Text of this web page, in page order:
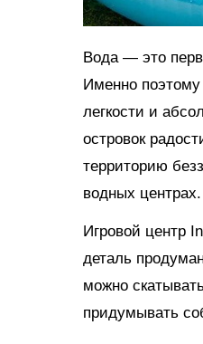
Вода — это
Именно поэтому
легкости и
островок
территорию
водных центрах.
Игровой центр
деталь
можно
придумывать